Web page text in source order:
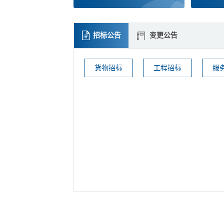
招标公告 变更公告
货物招标 工程招标 服